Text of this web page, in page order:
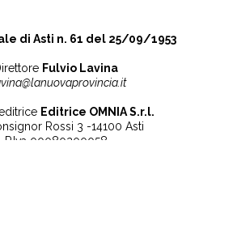
di Asti n. 61 del 25/09/1953
Fulvio Lavina
Editrice OMNIA S.r.l.
Rossi 3 -14100 Asti
P.Iva 00080200058